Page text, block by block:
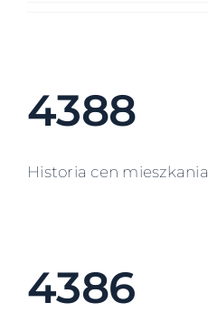
4388
Historia cen mieszkania
4386